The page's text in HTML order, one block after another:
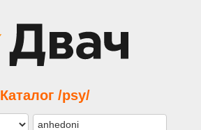
Каталог /psy/